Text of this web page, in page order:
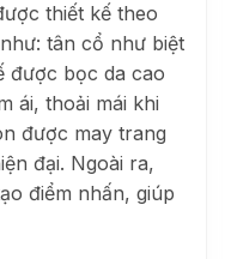
thiết kế theo
tân cổ như biệt
được bọc da cao
ái, thoải mái khi
được may trang
đại. Ngoài ra,
điểm nhấn, giúp